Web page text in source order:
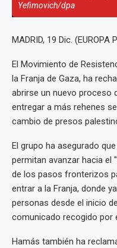
Yefimovich/dpa
MADRID, 19 Dic. (EUROPA
El Movimiento de
la Franja de Gaza, ha
abrirse un nuevo proceso
entregar a más rehenes
cambio de presos
El grupo ha asegurado
permitan avanzar hacia el
de los pasos fronterizos
entrar a la Franja, donde
personas desde el inicio
comunicado recogido por
Hamás también ha